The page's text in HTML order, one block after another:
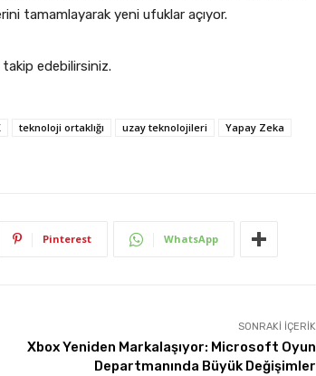
tamamlayarak yeni ufuklar açıyor.
edebilirsiniz.
teknoloji ortaklığı uzay teknolojileri
Yapay Zeka
Pinterest WhatsApp
SONRAKI İÇERIK
Xbox Yeniden Markalaşıyor: Microsoft Oyun
Departmanında Büyük Değişimler